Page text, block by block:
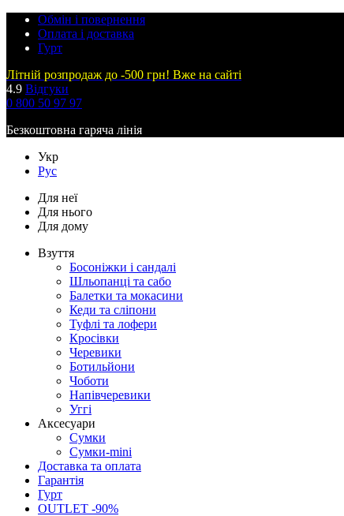
Обмін і повернення
Оплата і доставка
Гурт
Літній розпродаж до -500 грн! Вже на сайті
4.9 Відгуки
0 800 50 97 97
Безкоштовна гаряча лінія
Укр
Рус
Для неї
Для нього
Для дому
Взуття
Босоніжки і сандалі
Шльопанці та сабо
Балетки та мокасини
Кеди та сліпони
Туфлі та лофери
Кросівки
Черевики
Ботильйони
Чоботи
Напівчеревики
Уггі
Аксесуари
Сумки
Сумки-mini
Доставка та оплата
Гарантія
Гурт
OUTLET -90%